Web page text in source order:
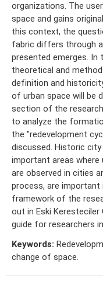
organizations. The
space and gains
this context, the
fabric differs through
presented emerges. In
theoretical and
definition and
of urban space will be
section of the
to analyze the
the "redevelopment
discussed. Historic
important areas
are observed in cities
process, are
framework of the
out in Eski Keresteciler
guide for researchers
Keywords:
change of space.